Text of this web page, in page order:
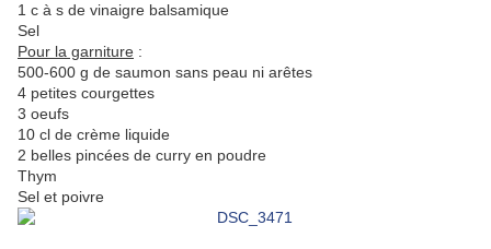
1 c à s de vinaigre balsamique
Sel
Pour la garniture :
500-600 g de saumon sans peau ni arêtes
4 petites courgettes
3 oeufs
10 cl de crème liquide
2 belles pincées de curry en poudre
Thym
Sel et poivre